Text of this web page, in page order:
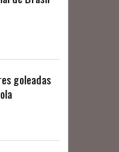
goleadas